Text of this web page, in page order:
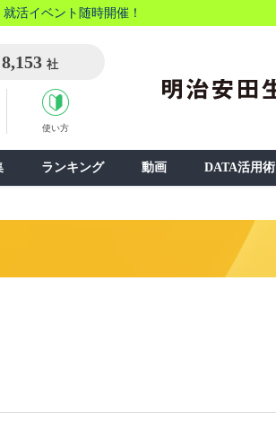
就活イベント随時開催！
8,153 社
使い方
ランキング 動画 DATA活用術